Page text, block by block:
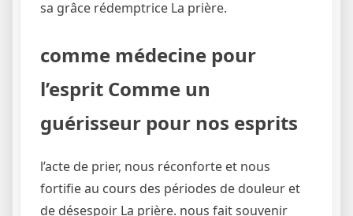
sa grâce rédemptrice La prière.
comme médecine pour
l’esprit Comme un
guérisseur pour nos esprits
l’acte de prier, nous réconforte et nous
fortifie au cours des périodes de douleur et
de désespoir La prière. nous fait souvenir